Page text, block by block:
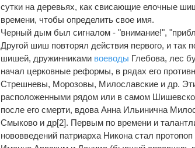
сутки на деревьях, как свисающие елочные
времени, чтобы определить свое имя.
Черный дым был сигналом - "внимание!",
Другой шиш повторял действия первого, и
шишей, дружинниками воеводы Глебова, лес
начал церковные реформы, в рядах его
Стрешневы, Морозовы, Милославские и др.
расположенными рядом или в самом
после его смерти, вдова Анна Ильинична
Смыково и др[2]. Первым по времени и
нововведений патриарха Никона стал